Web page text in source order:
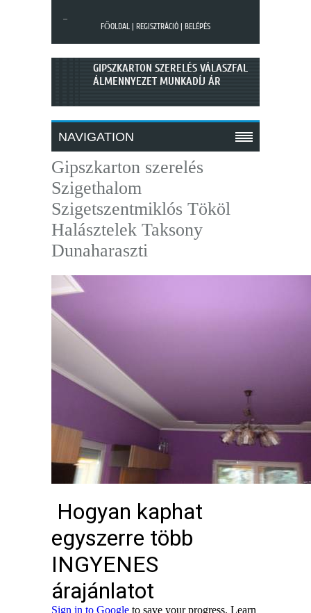
...
FŐOLDAL
REGISZTRÁCIÓ BELÉPÉS
GIPSZKARTON SZERELÉS VÁLASZFAL
ÁLMENNYEZET MUNKADÍJ ÁR
SZÁRAZÉPÍTÉSZET GIPSZKARTON SZERELÉS LAKÁSFELÚJÍTÁS
NAVIGATION
Gipszkarton szerelés
Szigethalom
Szigetszentmiklós Tököl
Halásztelek Taksony
Dunaharaszti